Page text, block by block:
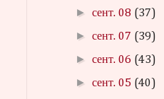
►сент. 08 (37)
►сент. 07 (39)
►сент. 06 (43)
►сент. 05 (40)